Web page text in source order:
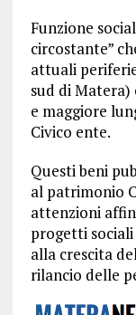
Funzione
circostante”
attuali
sud di
e maggiore
Civico ente.
Questi beni
al patrimonio
attenzioni
progetti
alla crescita
rilancio delle